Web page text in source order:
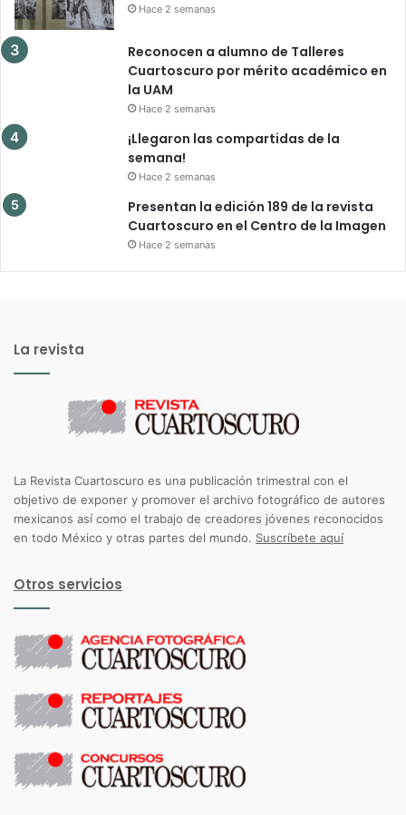
Hace 2 semanas
Reconocen a alumno de Talleres
Cuartoscuro por mérito académico en
la UAM
Hace 2 semanas
¡Llegaron las compartidas de la
semana!
Hace 2 semanas
Presentan la edición 189 de la revista
Cuartoscuro en el Centro de la Imagen
Hace 2 semanas
La revista
La Revista Cuartoscuro es una publicación trimestral con el
objetivo de exponer y promover el archivo fotográfico de autores
mexicanos así como el trabajo de creadores jóvenes reconocidos
en todo México y otras partes del mundo. Suscríbete aquí
Otros servicios